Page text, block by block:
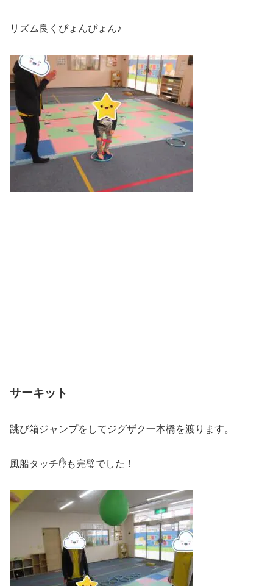
リズム良くぴょんぴょん♪
サーキット
跳び箱ジャンプをしてジグザク一本橋を渡ります。
風船タッチ✋も完璧でした！